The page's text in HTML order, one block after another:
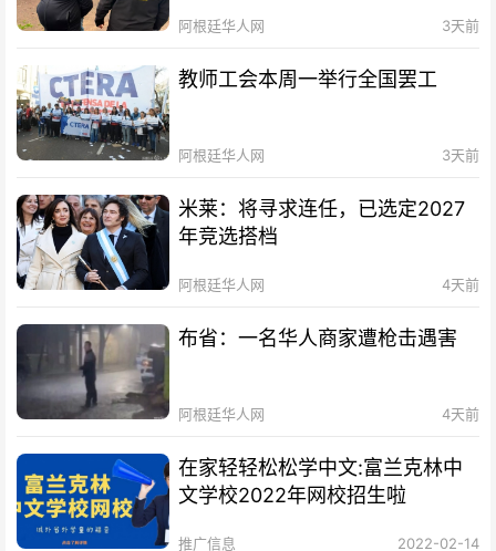
阿根廷华人网 3天前
教师工会本周一举行全国罢工
阿根廷华人网 3天前
米莱：将寻求连任，已选定2027
年竞选搭档
阿根廷华人网 4天前
布省：一名华人商家遭枪击遇害
阿根廷华人网 4天前
在家轻轻松松学中文:富兰克林中
文学校2022年网校招生啦
推广信息 2022-02-14